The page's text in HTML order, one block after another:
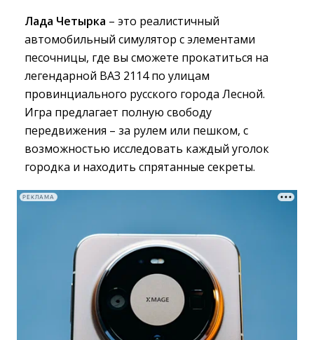
Лада Четырка – это реалистичный
автомобильный симулятор с элементами
песочницы, где вы сможете прокатиться на
легендарной ВАЗ 2114 по улицам
провинциального русского города Лесной.
Игра предлагает полную свободу
передвижения – за рулем или пешком, с
возможностью исследовать каждый уголок
городка и находить спрятанные секреты.
РЕКЛАМА